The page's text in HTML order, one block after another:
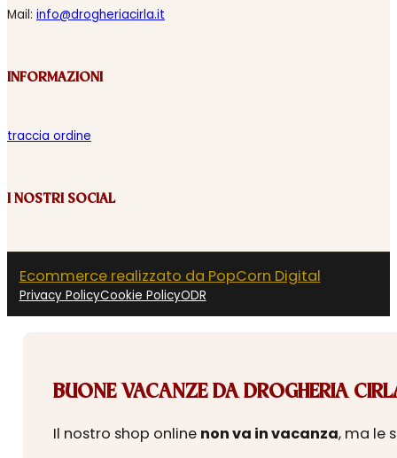
Mail: info@drogheriacirla.it
INFORMAZIONI
traccia ordine
I NOSTRI SOCIAL
Ecommerce realizzato da PopCorn Digital
Privacy PolicyCookie PolicyODR
BUONE VACANZE DA DROGHERIA
Il nostro shop online non va in vacanza, ma le